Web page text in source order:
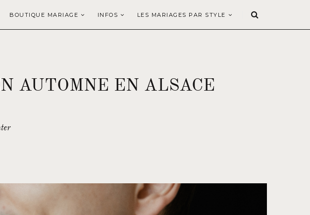
BOUTIQUE MARIAGE INFOS LES MARIAGES PAR STYLE
AUTOMNE EN ALSACE